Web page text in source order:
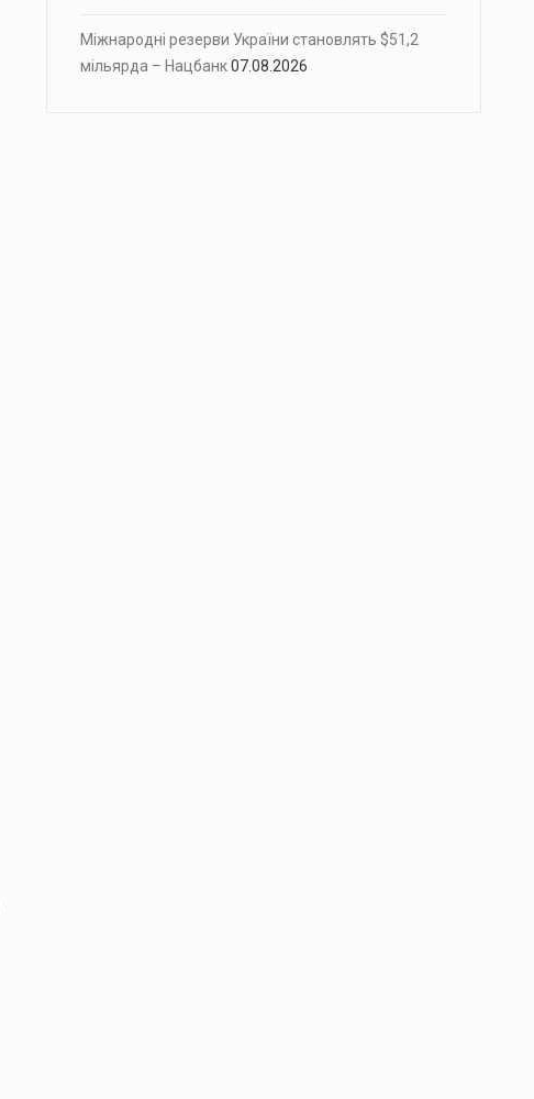
Міжнародні резерви України становлять $51,2
мільярда – Нацбанк07.08.2026